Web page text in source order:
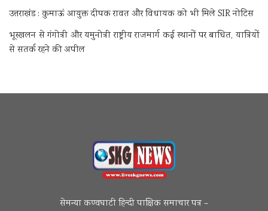
उत्तराखंड : कुमाऊं आयुक्त दीपक रावत और विधायक को भी मिले SIR नोटिस
भूस्खलन से गंगोत्री और यमुनोत्री राष्ट्रीय राजमार्ग कई स्थानों पर बाधित, यात्रियों
से सतर्क रहने की अपील
सेमन्या कण्वघाटी हिन्दी पाक्षिक समाचार पत्र –